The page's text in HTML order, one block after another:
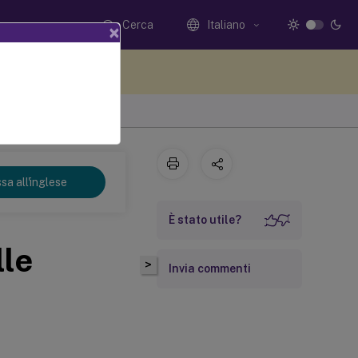
Cerca Italiano
all'inglese
>
È stato utile?
Invia commenti
×